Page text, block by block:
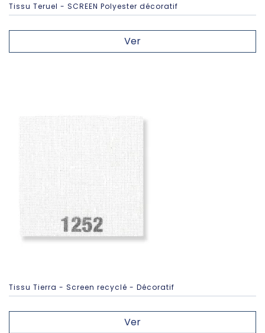
Tissu Teruel - SCREEN Polyester décoratif
Ver
Tissu Tierra - Screen recyclé - Décoratif
Ver